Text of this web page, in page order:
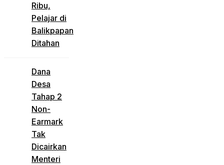
Ribu,
Pelajar di
Balikpapan
Ditahan
Dana
Desa
Tahap 2
Non-
Earmark
Tak
Dicairkan
Menteri